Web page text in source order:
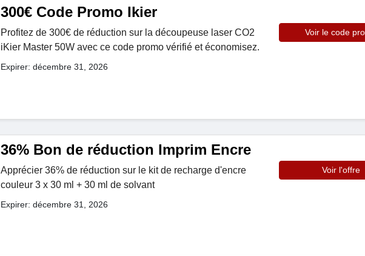
300€ Code Promo Ikier
Profitez de 300€ de réduction sur la découpeuse laser CO2
iKier Master 50W avec ce code promo vérifié et économisez.
Expirer: décembre 31, 2026
Voir le code
36% Bon de réduction Imprim Encre
Apprécier 36% de réduction sur le kit de recharge d'encre
couleur 3 x 30 ml + 30 ml de solvant
Expirer: décembre 31, 2026
Voir l'offre